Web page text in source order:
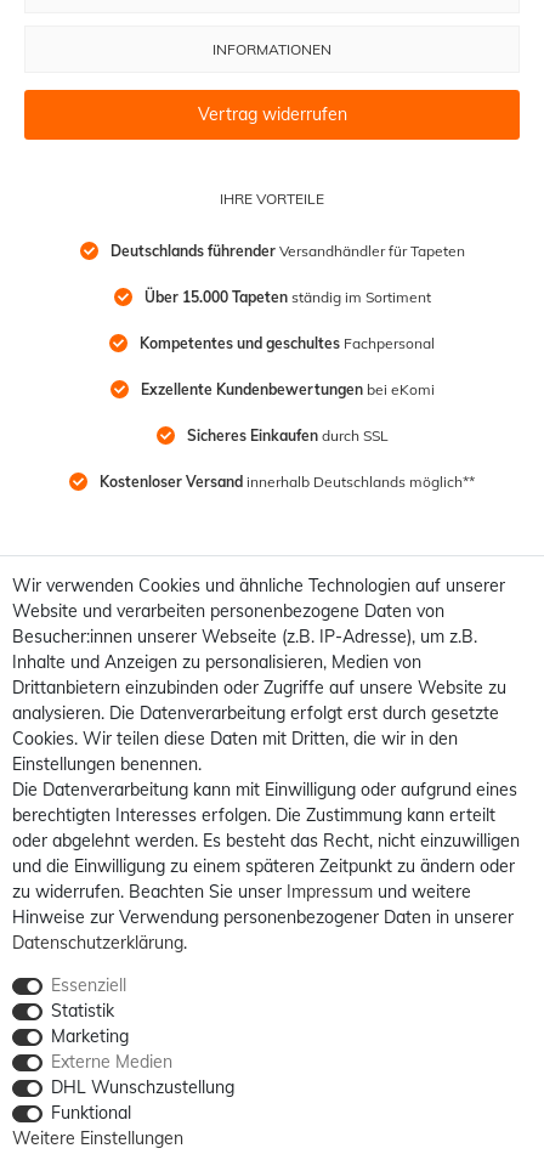
IHRE VORTEILE
Deutschlands führender Versandhändler für Tapeten
Über 15.000 Tapeten ständig im Sortiment
Kompetentes und geschultes Fachpersonal
Exzellente Kundenbewertungen bei eKomi
Sicheres Einkaufen durch SSL
Kostenloser Versand innerhalb Deutschlands möglich**
INFORMATIONEN
Vertrag widerrufen
Wir verwenden Cookies und ähnliche Technologien auf unserer
Website und verarbeiten personenbezogene Daten von
Besucher:innen unserer Webseite (z.B. IP-Adresse), um z.B.
Inhalte und Anzeigen zu personalisieren, Medien von
Drittanbietern einzubinden oder Zugriffe auf unsere Website zu
analysieren. Die Datenverarbeitung erfolgt erst durch gesetzte
Cookies. Wir teilen diese Daten mit Dritten, die wir in den
Einstellungen benennen.
Die Datenverarbeitung kann mit Einwilligung oder aufgrund eines
berechtigten Interesses erfolgen. Die Zustimmung kann erteilt
oder abgelehnt werden. Es besteht das Recht, nicht einzuwilligen
und die Einwilligung zu einem späteren Zeitpunkt zu ändern oder
zu widerrufen. Beachten Sie unser Impressum und weitere
Hinweise zur Verwendung personenbezogener Daten in unserer
Daten­schutz­erklärung.
Essenziell
Statistik
Marketing
Externe Medien
DHL Wunschzustellung
Funktional
Weitere Einstellungen